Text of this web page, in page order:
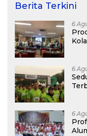
Berita Terkini
6
6
6